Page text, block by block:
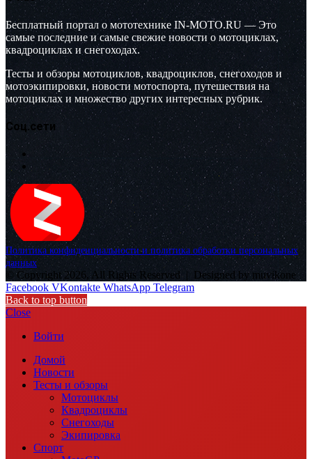
Бесплатный портал о мототехнике IN-MOTO.RU — Это
самые последние и самые свежие новости о мотоциклах,
квадроциклах и снегоходах.
Тесты и обзоры мотоциклов, квадроциклов, снегоходов и
мотоэкипировки, новости мотоспорта, путешествия на
мотоциклах и множество других интересных рубрик.
Соц.сети
Политика конфиденциальности и политика обработки персональных
данных
© Copyright 2026, All Rights Reserved |
Designed by muvikone
Facebook VKontakte WhatsApp Telegram
Back to top button
Close
Войти
Домой
Новости
Тесты и обзоры
Мотоциклы
Квадроциклы
Снегоходы
Экипировка
Спорт